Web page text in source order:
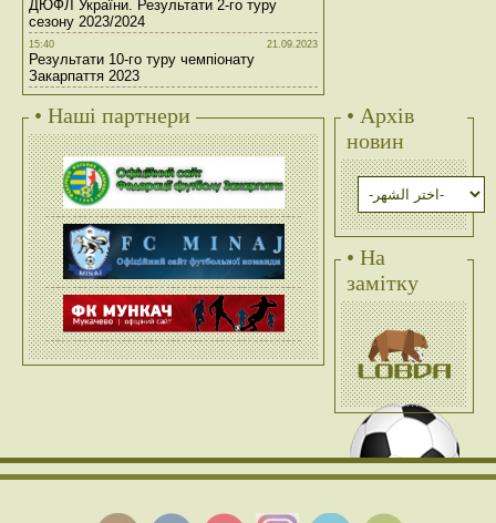
ДЮФЛ України. Результати 2-го туру
сезону 2023/2024
15:40 21.09.2023
Результати 10-го туру чемпіонату
Закарпаття 2023
• Наші партнери
• Архів
новин
• На
замітку